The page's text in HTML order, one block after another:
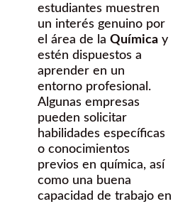
estudiantes muestren
un interés genuino por
el área de la Química y
estén dispuestos a
aprender en un
entorno profesional.
Algunas empresas
pueden solicitar
habilidades específicas
o conocimientos
previos en química, así
como una buena
capacidad de trabajo en